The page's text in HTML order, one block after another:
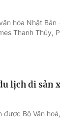
hóa Nhật
Thanh Thủy,
lịch di sản
Bộ Văn